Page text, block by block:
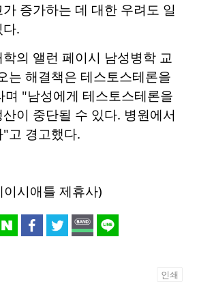
증가하는 데 대한 우려도 일
.
의 앨런 페이시 남성병학 교
는 해결책은 테스토스테론을
며 "남성에게 테스토스테론을
이 중단될 수 있다. 병원에서
고 경고했다.
시애틀 제휴사)
인쇄